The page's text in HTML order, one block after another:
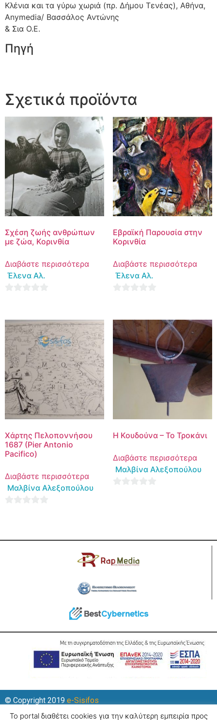
Κλένια και τα γύρω χωριά (πρ. Δήμου Τενέας), Αθήνα,
Anymedia/ Βασσάλος Αντώνης
& Σια Ο.Ε.
Πηγή
Σχετικά προϊόντα
Σχέση ζωής ανθρώπων
με ζώα, Κορινθία
Διαβάστε περισσότερα
Έλενα Αλ.
of
5
Εβραϊκή Παρουσία στην
Κορινθία
Διαβάστε περισσότερα
Έλενα Αλ.
of
5
Χάρτης Πελοποννήσου
1687 (Pier Antonio
Pacifico)
Διαβάστε περισσότερα
Μαλβίνα Αλεξοπούλου
Η Κουδούνα – Το Τροκάνι
Διαβάστε περισσότερα
Μαλβίνα Αλεξοπούλου
© Copyright 2019 e-Sisifos
Το portal διαθέτει cookies για την καλύτερη εμπειρία προς